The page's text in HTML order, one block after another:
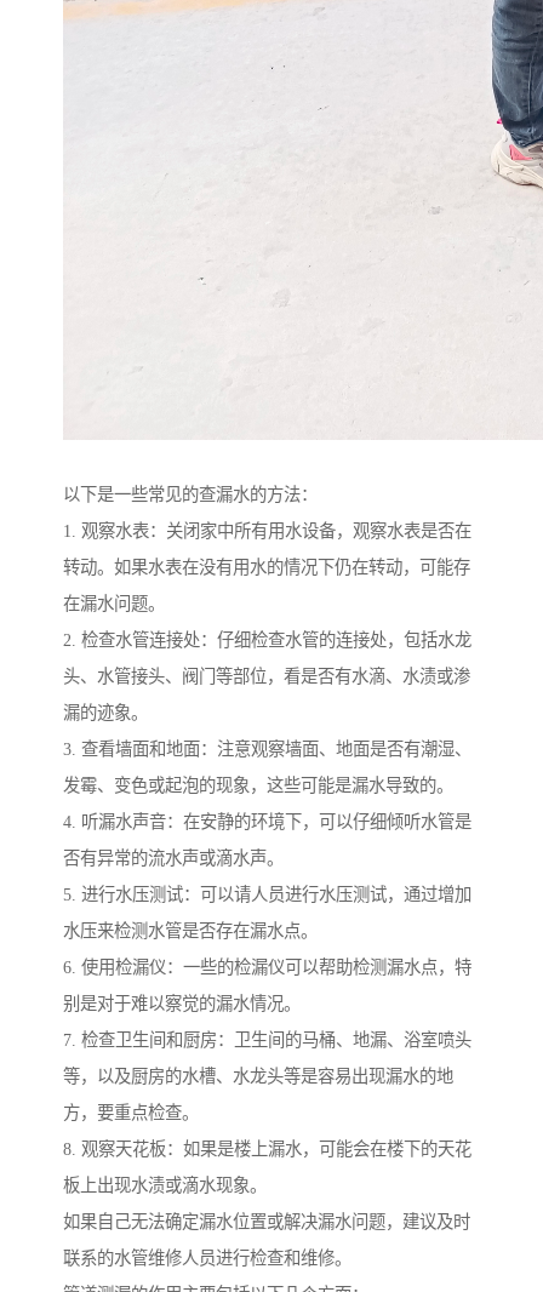
以下是一些常见的查漏水的方法：
1. 观察水表：关闭家中所有用水设备，观察水表是否在
转动。如果水表在没有用水的情况下仍在转动，可能存
在漏水问题。
2. 检查水管连接处：仔细检查水管的连接处，包括水龙
头、水管接头、阀门等部位，看是否有水滴、水渍或渗
漏的迹象。
3. 查看墙面和地面：注意观察墙面、地面是否有潮湿、
发霉、变色或起泡的现象，这些可能是漏水导致的。
4. 听漏水声音：在安静的环境下，可以仔细倾听水管是
否有异常的流水声或滴水声。
5. 进行水压测试：可以请人员进行水压测试，通过增加
水压来检测水管是否存在漏水点。
6. 使用检漏仪：一些的检漏仪可以帮助检测漏水点，特
别是对于难以察觉的漏水情况。
7. 检查卫生间和厨房：卫生间的马桶、地漏、浴室喷头
等，以及厨房的水槽、水龙头等是容易出现漏水的地
方，要重点检查。
8. 观察天花板：如果是楼上漏水，可能会在楼下的天花
板上出现水渍或滴水现象。
如果自己无法确定漏水位置或解决漏水问题，建议及时
联系的水管维修人员进行检查和维修。